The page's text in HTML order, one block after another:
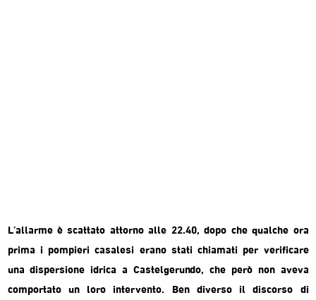
L’allarme è scattato attorno alle 22.40, dopo che qualche ora
prima i pompieri casalesi erano stati chiamati per verificare
una dispersione idrica a Castelgerundo, che però non aveva
comportato un loro intervento. Ben diverso il discorso di